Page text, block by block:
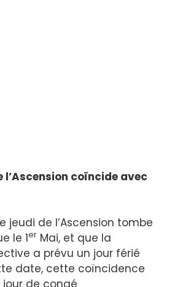
l’Ascension coïncide avec
jeudi de l’Ascension tombe
le 1er Mai, et que la
a prévu un jour férié
date, cette coïncidence
de congé